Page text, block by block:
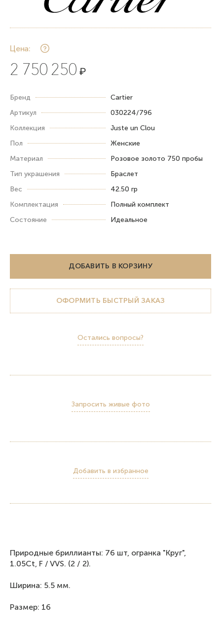
Цена:
2 750 250 ₽
Бренд
Cartier
Артикул
030224/796
Коллекция
Justе un Сlоu
Пол
Женские
Материал
Розовое золото 750 пробы
Тип украшения
Браслет
Вес
42.50 гр
Комплектация
Полный комплект
Состояние
Идеальное
ДОБАВИТЬ В КОРЗИНУ
ОФОРМИТЬ БЫСТРЫЙ ЗАКАЗ
Остались вопросы?
Запросить живые фото
Добавить в избранное
Природные бриллианты: 76 шт, огранка "Круг",
1.05Ct, F / VVS. (2 / 2).
Ширина: 5.5 мм.
Размер: 16